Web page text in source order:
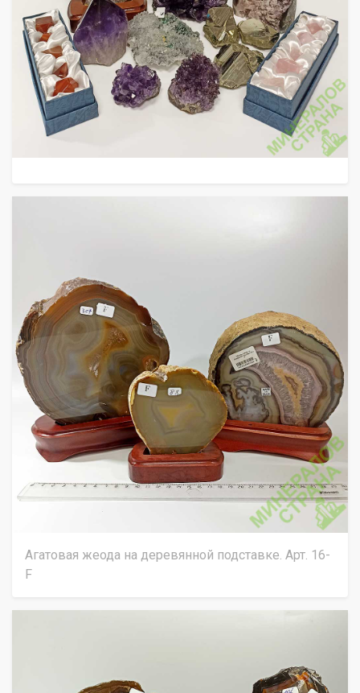
Агатовая жеода на деревянной подставке. Арт. 16-
F